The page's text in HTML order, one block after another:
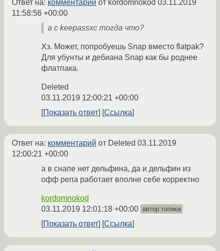
Ответ на: комментарий от kordomnokod 03.11.2019
11:58:56 +00:00
а с keepassxc тогда что?
Хз. Может, попробуешь Snap вместо flatpak?
Для убунты и дебиана Snap как бы роднее
флатпака.
Deleted
03.11.2019 12:00:21 +00:00
Показать ответ
Ссылка
Ответ на: комментарий от Deleted 03.11.2019
12:00:21 +00:00
а в снапе нет дельфина, да и дельфин из
офф репа работает вполне себе корректно
kordomnokod
03.11.2019 12:01:18 +00:00 автор топика
Показать ответ Ссылка